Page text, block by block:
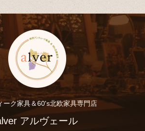
ーク家具＆60's北欧家具専門店
アルヴェール